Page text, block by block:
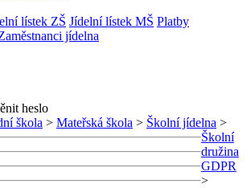
lístek ZŠ Jídelní lístek MŠ Platby
jídelna
heslo
škola > Mateřská škola > Školní jídelna >
Školní
družina
GDPR
>